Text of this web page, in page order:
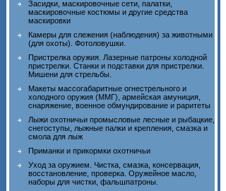
Засидки, маскировочные сети, палатки,
маскировочные костюмы и другие средства
маскировки
Камеры для слежения (наблюдения) за животными
(для охоты). Фотоловушки.
Пристрелка оружия. Лазерные патроны холодной
пристрелки. Станки и подставки для пристрелки.
Мишени для стрельбы.
Макеты массогабаритные огнестрельного и
холодного оружия (ММГ), армейская амуниция,
снаряжение, военное обмундирование и раритеты
Лыжи охотничьи промысловые лесные и рыбацкие,
снегоступы, лыжные палки и крепления, смазка и
смола для лыж
Приманки и прикормки охотничьи
Уход за оружием. Чистка, смазка, консервация,
восстановление, проверка. Оружейное масло,
наборы для чистки, фальшпатроны.